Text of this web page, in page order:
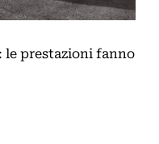
le prestazioni fanno